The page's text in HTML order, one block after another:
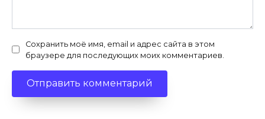
Сохранить моё имя, email и адрес сайта в этом
браузере для последующих моих комментариев.